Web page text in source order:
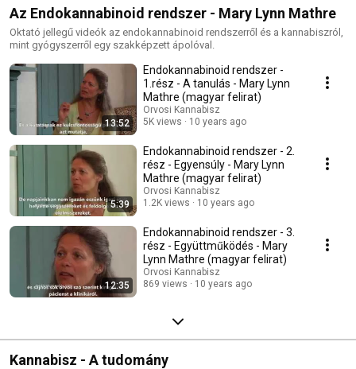
Az Endokannabinoid rendszer - Mary Lynn Mathre
Oktató jellegű videók az endokannabinoid rendszerről és a kannabiszról,
mint gyógyszerről egy szakképzett ápolóval.
13:52
Endokannabinoid rendszer -
1.rész - A tanulás - Mary Lynn
Mathre (magyar felirat)
Orvosi Kannabisz
5K views
10 years ago
5:39
Endokannabinoid rendszer - 2.
rész - Egyensúly - Mary Lynn
Mathre (magyar felirat)
Orvosi Kannabisz
1.2K views
10 years ago
12:35
Endokannabinoid rendszer - 3.
rész - Együttműködés - Mary
Lynn Mathre (magyar felirat)
Orvosi Kannabisz
869 views
10 years ago
Kannabisz - A tudomány